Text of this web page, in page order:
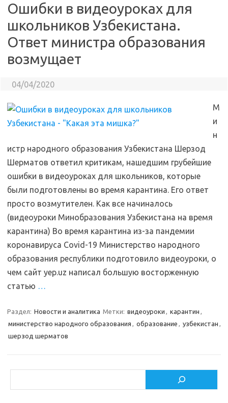
Ошибки в видеоуроках для
школьников Узбекистана.
Ответ министра образования
возмущает
04/04/2020
М
и
н
истр народного образования Узбекистана Шерзод
Шерматов ответил критикам, нашедшим грубейшие
ошибки в видеоуроках для школьников, которые
были подготовлены во время карантина. Его ответ
просто возмутителен. Как все начиналось
(видеоуроки Минобразования Узбекистана на время
карантина) Во время карантина из-за пандемии
коронавируса Covid-19 Министерство народного
образования республики подготовило видеоуроки, о
чем сайт yep.uz написал большую восторженную
статью …
Раздел: Новости и аналитика Метки: видеоуроки , карантин ,
министерство народного образования , образование , узбекистан ,
шерзод шерматов